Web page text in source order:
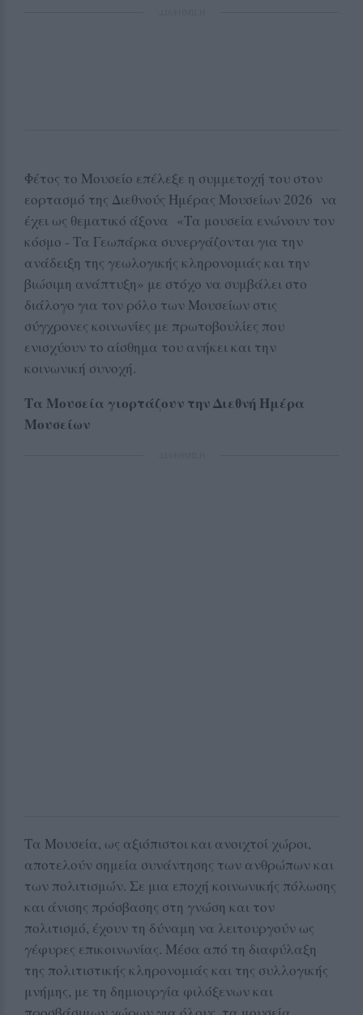
Φέτος το Μουσείο επέλεξε η συμμετοχή του στον
εορτασμό της Διεθνούς Ημέρας Μουσείων 2026 να
έχει ως θεματικό άξονα «Τα μουσεία ενώνουν τον
κόσμο - Τα Γεωπάρκα συνεργάζονται για την
ανάδειξη της γεωλογικής κληρονομιάς και την
βιώσιμη ανάπτυξη» με στόχο να συμβάλει στο
διάλογο για τον ρόλο των Μουσείων στις
σύγχρονες κοινωνίες με πρωτοβουλίες που
ενισχύουν το αίσθημα του ανήκει και την
κοινωνική συνοχή.
Τα Μουσεία γιορτάζουν την Διεθνή Ημέρα
Μουσείων
Τα Μουσεία, ως αξιόπιστοι και ανοιχτοί χώροι,
αποτελούν σημεία συνάντησης των ανθρώπων και
των πολιτισμών. Σε μια εποχή κοινωνικής πόλωσης
και άνισης πρόσβασης στη γνώση και τον
πολιτισμό, έχουν τη δύναμη να λειτουργούν ως
γέφυρες επικοινωνίας. Μέσα από τη διαφύλαξη
της πολιτιστικής κληρονομιάς και της συλλογικής
μνήμης, με τη δημιουργία φιλόξενων και